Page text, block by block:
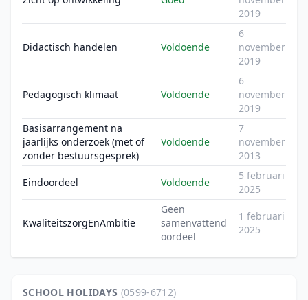
2019
Didactisch handelen Voldoende
6
november
2019
Pedagogisch klimaat Voldoende
6
november
2019
Basisarrangement na
jaarlijks onderzoek (met of
zonder bestuursgesprek)
Voldoende
7
november
2013
Eindoordeel Voldoende
5 februari
2025
KwaliteitszorgEnAmbitie
Geen
samenvattend
oordeel
1 februari
2025
SCHOOL HOLIDAYS (0599-6712)